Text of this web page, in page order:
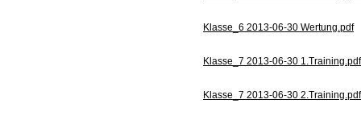
Klasse_6 2013-06-30 Wertung.pdf
Klasse_7 2013-06-30 1.Training.pdf
Klasse_7 2013-06-30 2.Training.pdf